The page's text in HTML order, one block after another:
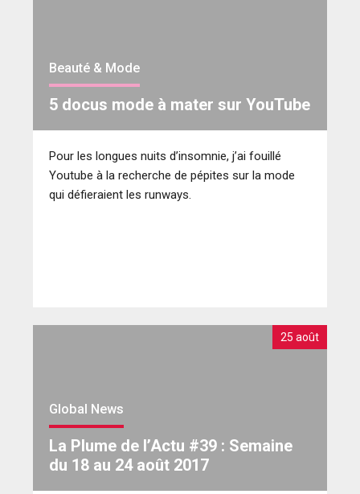
Beauté & Mode
5 docus mode à mater sur YouTube
Pour les longues nuits d’insomnie, j’ai fouillé
Youtube à la recherche de pépites sur la mode
qui défieraient les runways.
25 août
Global News
La Plume de l’Actu #39 : Semaine
du 18 au 24 août 2017